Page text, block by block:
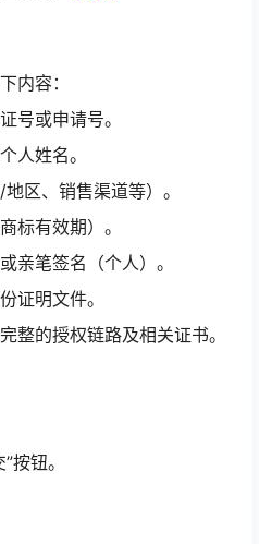
内容：
号或申请号。
人姓名。
区、销售渠道等）。
标有效期）。
亲笔签名（个人）。
证明文件。
整的授权链路及相关证书。
按钮。